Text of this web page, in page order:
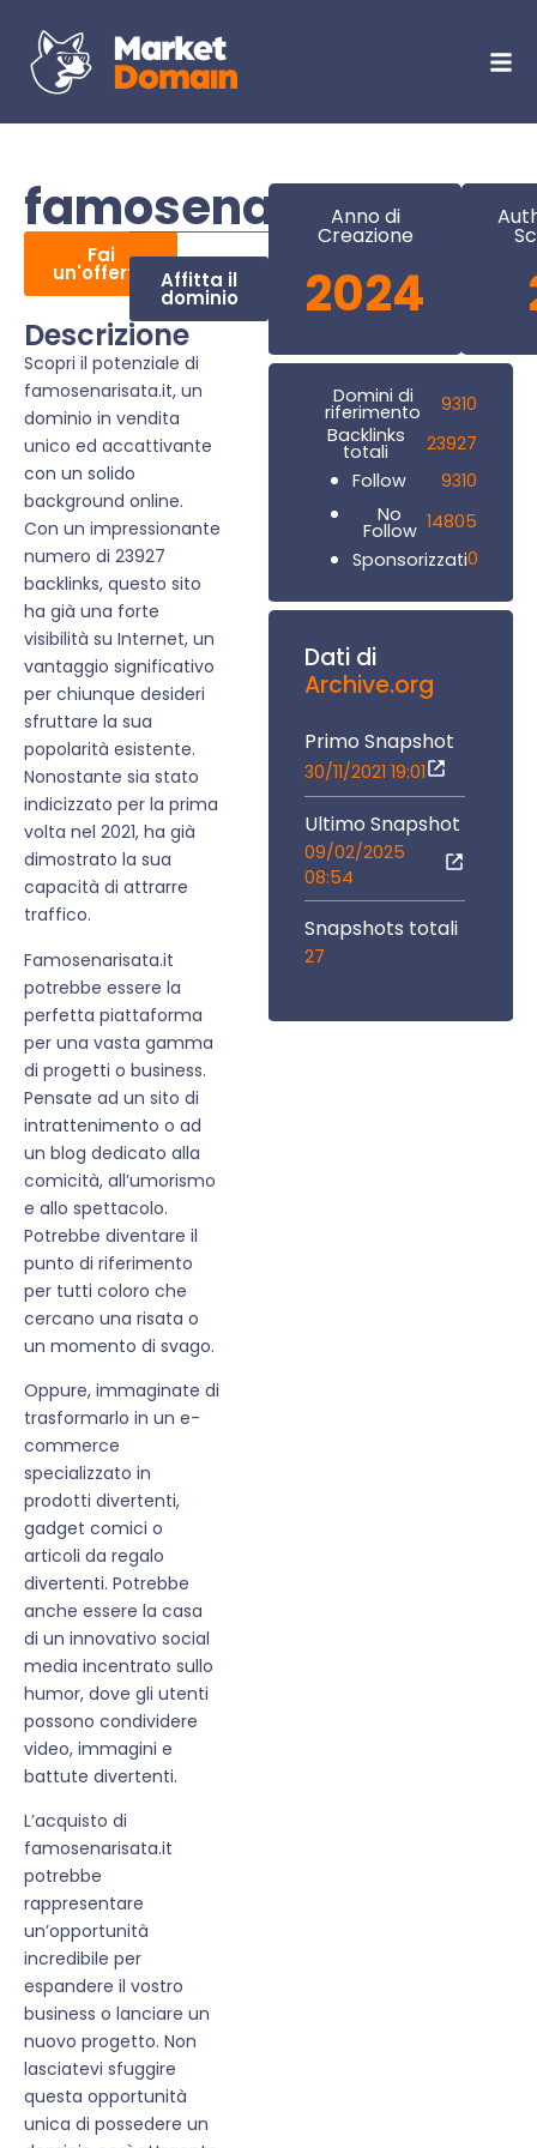
famosenarisata.it
Fai
un'offerta Affitta il
dominio
Descrizione
Scopri il potenziale di
famosenarisata.it, un
dominio in vendita
unico ed accattivante
con un solido
background online.
Con un impressionante
numero di 23927
backlinks, questo sito
ha già una forte
visibilità su Internet, un
vantaggio significativo
per chiunque desideri
sfruttare la sua
popolarità esistente.
Nonostante sia stato
indicizzato per la prima
volta nel 2021, ha già
dimostrato la sua
capacità di attrarre
traffico.
Famosenarisata.it
potrebbe essere la
perfetta piattaforma
per una vasta gamma
di progetti o business.
Pensate ad un sito di
intrattenimento o ad
un blog dedicato alla
comicità, all’umorismo
e allo spettacolo.
Potrebbe diventare il
punto di riferimento
per tutti coloro che
cercano una risata o
un momento di svago.
Oppure, immaginate di
trasformarlo in un e-
commerce
specializzato in
prodotti divertenti,
gadget comici o
articoli da regalo
divertenti. Potrebbe
anche essere la casa
di un innovativo social
media incentrato sullo
humor, dove gli utenti
possono condividere
video, immagini e
battute divertenti.
L’acquisto di
famosenarisata.it
potrebbe
rappresentare
un’opportunità
incredibile per
espandere il vostro
business o lanciare un
nuovo progetto. Non
lasciatevi sfuggire
questa opportunità
unica di possedere un
Anno di
Creazione
2024
Domini di
riferimento
9310
Backlinks
totali
23927
Follow
9310
No
Follow 14805
Sponsorizzati0
Dati di
Archive.org
Primo Snapshot
30/11/2021 19:01
Ultimo Snapshot
09/02/2025
08:54
Snapshots totali
27